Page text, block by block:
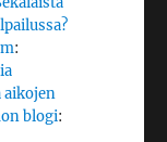
:
aikojen
blogi: